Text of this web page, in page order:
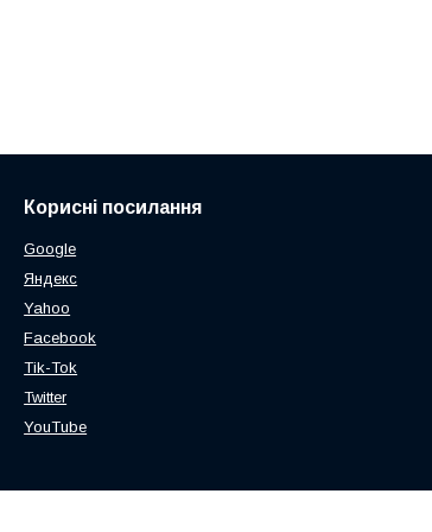
Корисні посилання
Google
Яндекс
Yahoo
Facebook
Tik-Tok
Twitter
YouTube